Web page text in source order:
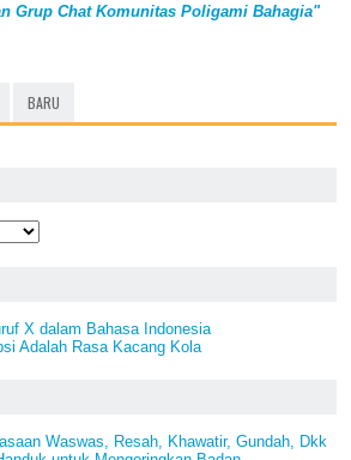
Grup Chat Komunitas Poligami Bahagia"
BARU
X dalam Bahasa Indonesia
Adalah Rasa Kacang Kola
Waswas, Resah, Khawatir, Gundah, Dkk